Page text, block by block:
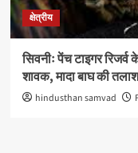
क्षेत्रीय
सिवनीः पेंच टाइगर
शावक, मादा बाघ की
hindusthan samvad